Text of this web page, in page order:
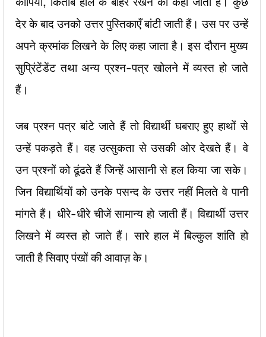
देर के बाद उनको उत्तर पुस्तिकाएँ बांटी जाती हैं। उस पर उन्हें
अपने क्रमांक लिखने के लिए कहा जाता है। इस दौरान मुख्य
सुप्रिंटेंडेंट तथा अन्य प्रश्न-पत्र खोलने में व्यस्त हो जाते
हैं।
जब प्रश्न पत्र बांटे जाते हैं तो विद्यार्थी घबराए हुए हाथों से
उन्हें पकड़ते हैं। वह उत्सुकता से उसकी ओर देखते हैं। वे
उन प्रश्नों को ढूंढते हैं जिन्हें आसानी से हल किया जा सके।
जिन विद्यार्थियों को उनके पसन्द के उत्तर नहीं मिलते वे पानी
मांगते हैं। धीरे-धीरे चीजें सामान्य हो जाती हैं। विद्यार्थी उत्तर
लिखने में व्यस्त हो जाते हैं। सारे हाल में बिल्कुल शांति हो
जाती है सिवाए पंखों की आवाज़ के।